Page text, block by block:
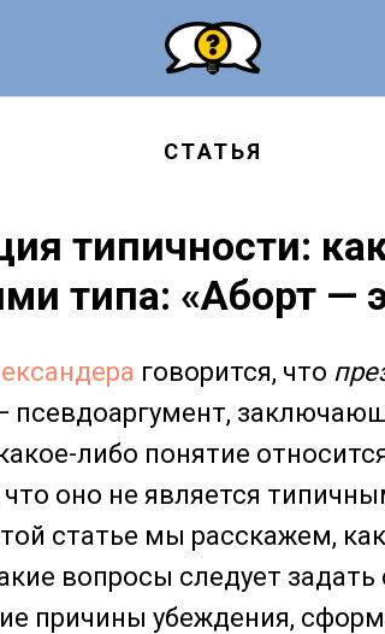
СТАТЬЯ
типичности:
типа: «Аборт —
говорится, что
псевдоаргумент,
либо понятие
что оно не является
статье мы расскажем,
вопросы следует задать
причины убеждения,